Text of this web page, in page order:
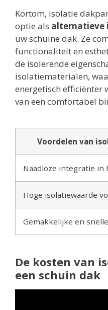
Kortom, isolatie
optie als alternatieve
uw schuine dak. Ze
functionaliteit en
de isolerende
isolatiematerialen,
energetisch efficiënter
van een comfortabel
Voordelen van
Naadloze integratie in
Hoge isolatiewaarde
Gemakkelijke en
De kosten van
een schuin dak